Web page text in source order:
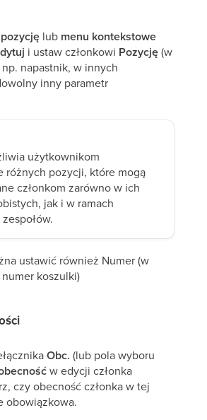
lub menu kontekstowe
i ustaw członkowi Pozycję(w
napastnik, w innych
inny parametr
użytkownikom
różnych pozycji, które mogą
członkom zarówno w ich
jak i w ramach
ustawić również Numer (w
koszulki)
Obc. (lub pola wyboru
w edycji członka
czy obecność członka w tej
obowiązkowa.